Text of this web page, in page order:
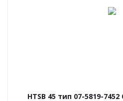
НТSB 45 тип 07-5819-